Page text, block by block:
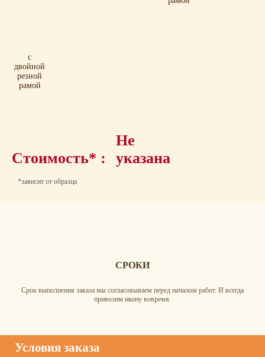
с
двойной
резной
рамой
Стоимость* :
Не
указана
*зависит от образца
СРОКИ
Срок выполнения заказа мы согласовываем перед началом работ. И всегда
привозим икону вовремя.
Условия заказа